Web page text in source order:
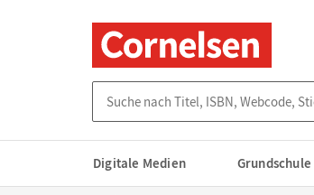
Digitale Medien Grundschule